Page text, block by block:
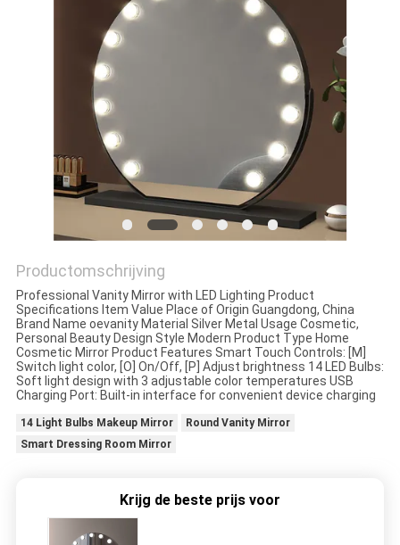
NIEUWS
GEVALLEN
OFFERTE
AAN
SITEMAP
PRIVACYBELEID
Productomschrijving
Professional Vanity Mirror with LED Lighting Product
Specifications Item Value Place of Origin Guangdong, China
Brand Name oevanity Material Silver Metal Usage Cosmetic,
Personal Beauty Design Style Modern Product Type Home
Cosmetic Mirror Product Features Smart Touch Controls: [M]
Switch light color, [O] On/Off, [P] Adjust brightness 14 LED Bulbs:
Soft light design with 3 adjustable color temperatures USB
Charging Port: Built-in interface for convenient device charging
14 Light Bulbs Makeup Mirror
Round Vanity Mirror
Smart Dressing Room Mirror
Krijg de beste prijs voor